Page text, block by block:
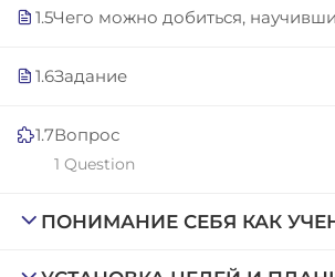
1.5Чего можно добиться,
1.6Задание
1.7Вопрос
1 Question
ПОНИМАНИЕ СЕБЯ КАК
Copyright © 2025 | San Javier,